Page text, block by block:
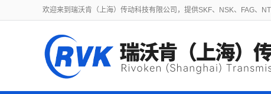
欢迎来到瑞沃肯（上海）传动科技有限公司，提供SKF、NSK、FAG、